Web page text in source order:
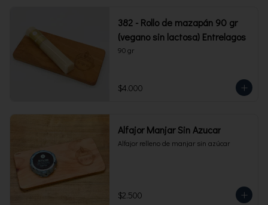
382 - Rollo de mazapán 90 gr
(vegano sin lactosa) Entrelagos
90 gr
$4.000
Alfajor Manjar Sin Azucar
Alfajor relleno de manjar sin azúcar
$2.500